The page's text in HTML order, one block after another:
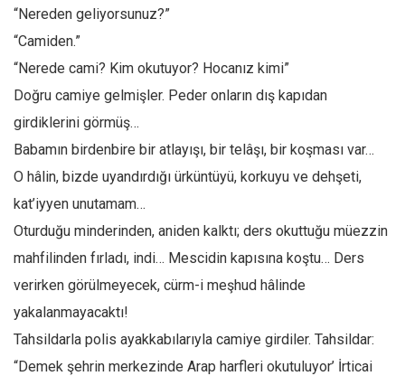
“Nereden geliyorsunuz?”
“Camiden.”
“Nerede cami? Kim okutuyor? Hocanız kimi”
Doğru camiye gelmişler. Peder onların dış kapıdan
girdiklerini görmüş…
Babamın birdenbire bir atlayışı, bir telâşı, bir koşması var…
O hâlin, bizde uyandırdığı ürküntüyü, korkuyu ve dehşeti,
kat’iyyen unutamam…
Oturduğu minderinden, aniden kalktı; ders okuttuğu müezzin
mahfilinden fırladı, indi… Mescidin kapısına koştu… Ders
verirken görülmeyecek, cürm-i meşhud hâlinde
yakalanmayacaktı!
Tahsildarla polis ayakkabılarıyla camiye girdiler. Tahsildar:
“Demek şehrin merkezinde Arap harfleri okutuluyor’ İrticai